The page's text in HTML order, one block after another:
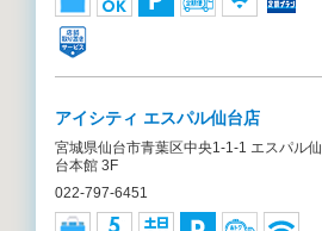
アイシティ エスパル仙台店
宮城県仙台市青葉区中央1-1-1 エスパル仙
台本館 3F
022-797-6451